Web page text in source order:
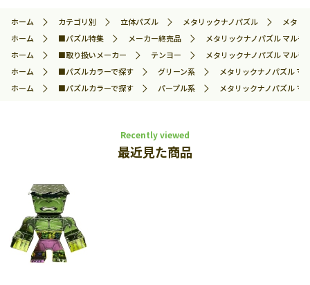
ホーム カテゴリ別 立体パズル メタリックナノパズル
メタリ
ホーム
■パズル特集 メーカー終売品
メタリックナノパズル マル
ホーム
■取り扱いメーカー テンヨー
メタリックナノパズル マル
ホーム
■パズルカラーで探す グリーン系
メタリックナノパズル
ホーム
■パズルカラーで探す パープル系 メタリックナノパズル
Recently viewed
最近見た商品